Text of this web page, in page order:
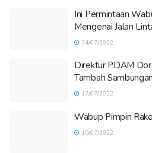
Ini Permintaan
Mengenai Jalan
24/07/2022
Direktur PDAM
Tambah Sambungan
17/07/2022
Wabup Pimpin
15/07/2022